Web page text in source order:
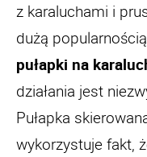
z karaluchami i
dużą
pułapki na
działania jest
Pułapka
wykorzystuje fakt,